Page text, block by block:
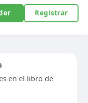
Registrar
en el libro de